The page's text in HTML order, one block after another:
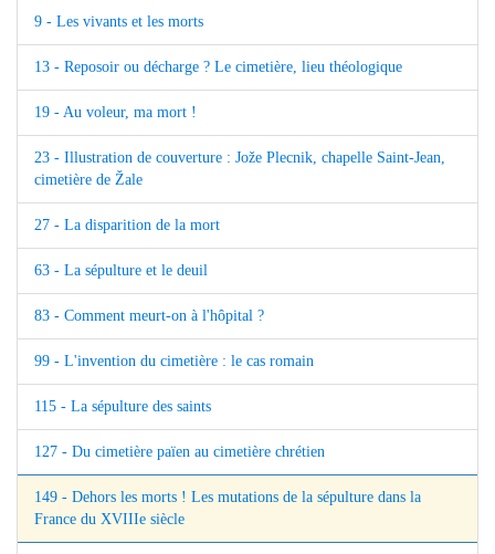
9 - Les vivants et les morts
13 - Reposoir ou décharge ? Le cimetière, lieu théologique
19 - Au voleur, ma mort !
23 - Illustration de couverture : Jože Plecnik, chapelle Saint-Jean,
cimetière de Žale
27 - La disparition de la mort
63 - La sépulture et le deuil
83 - Comment meurt-on à l'hôpital ?
99 - L'invention du cimetière : le cas romain
115 - La sépulture des saints
127 - Du cimetière païen au cimetière chrétien
149 - Dehors les morts ! Les mutations de la sépulture dans la
France du XVIIIe siècle